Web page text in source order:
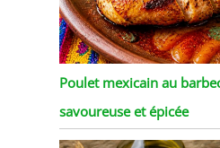
Poulet mexicain au
savoureuse et épicée